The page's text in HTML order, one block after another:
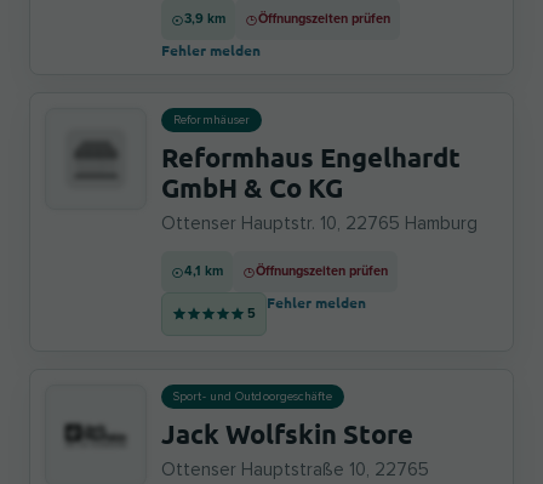
3,9 km Öffnungszeiten prüfen
Fehler melden
Reformhäuser
Reformhaus Engelhardt
GmbH & Co KG
Ottenser Hauptstr. 10, 22765 Hamburg
4,1 km Öffnungszeiten prüfen
5
Fehler melden
Sport- und Outdoorgeschäfte
Jack Wolfskin Store
Ottenser Hauptstraße 10, 22765